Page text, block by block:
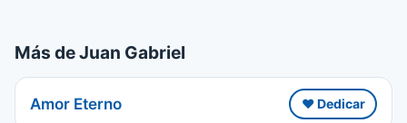
Más de Juan Gabriel
Amor Eterno ❤️ Dedicar